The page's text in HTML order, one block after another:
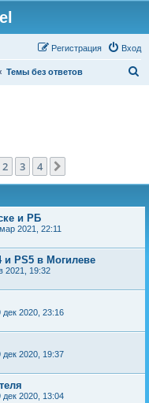
Вход
Регистрация
Темы без ответов
2 3 4
и РБ
2021, 22:11
и PS5 в Могилеве
2021, 19:32
дек 2020, 23:16
дек 2020, 19:37
дек 2020, 13:04